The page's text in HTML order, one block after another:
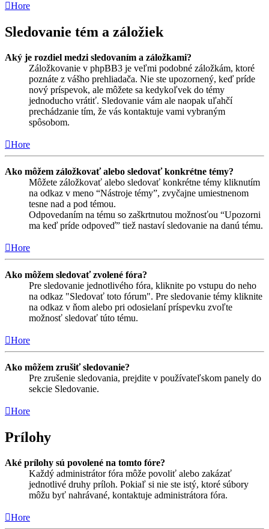
Hore
Sledovanie tém a záložiek
Aký je rozdiel medzi sledovaním a záložkami?
Záložkovanie v phpBB3 je veľmi podobné záložkám, ktoré
poznáte z vášho prehliadača. Nie ste upozornený, keď príde
nový príspevok, ale môžete sa kedykoľvek do témy
jednoducho vrátiť. Sledovanie vám ale naopak uľahčí
prechádzanie tím, že vás kontaktuje vami vybraným
spôsobom.
Hore
Ako môžem záložkovať alebo sledovať konkrétne témy?
Môžete záložkovať alebo sledovať konkrétne témy kliknutím
na odkaz v meno “Nástroje témy”, zvyčajne umiestnenom
tesne nad a pod témou.
Odpovedaním na tému so zaškrtnutou možnosťou “Upozorni
ma keď príde odpoveď” tiež nastaví sledovanie na danú tému.
Hore
Ako môžem sledovať zvolené fóra?
Pre sledovanie jednotlivého fóra, kliknite po vstupu do neho
na odkaz "Sledovať toto fórum". Pre sledovanie témy kliknite
na odkaz v ňom alebo pri odosielaní príspevku zvoľte
možnosť sledovať túto tému.
Hore
Ako môžem zrušiť sledovanie?
Pre zrušenie sledovania, prejdite v používateľskom panely do
sekcie Sledovanie.
Hore
Prílohy
Aké prílohy sú povolené na tomto fóre?
Každý administrátor fóra môže povoliť alebo zakázať
jednotlivé druhy príloh. Pokiaľ si nie ste istý, ktoré súbory
môžu byť nahrávané, kontaktuje administrátora fóra.
Hore